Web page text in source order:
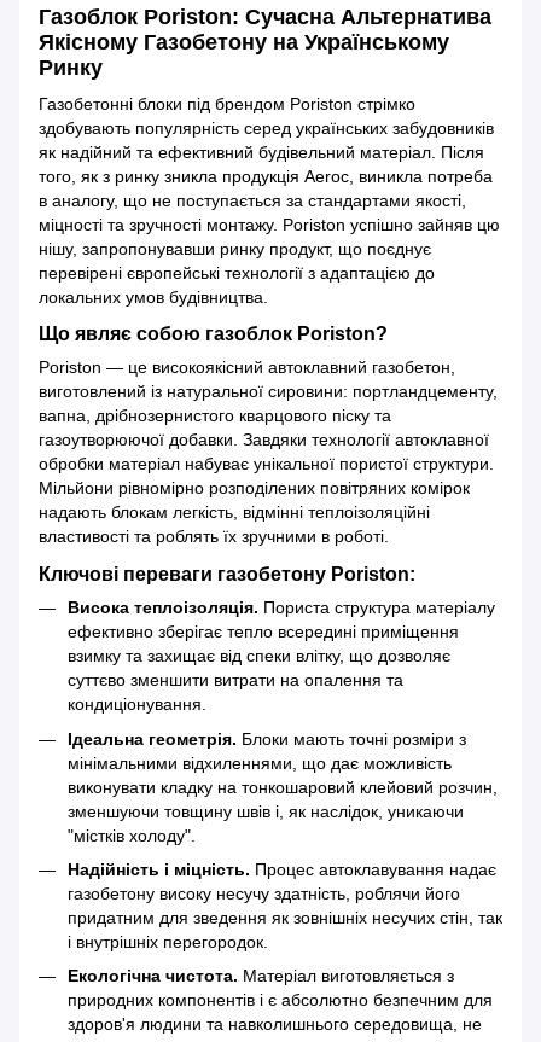
Газоблок Poriston: Сучасна Альтернатива
Якісному Газобетону на Українському
Ринку
Газобетонні блоки під брендом Poriston стрімко
здобувають популярність серед українських забудовників
як надійний та ефективний будівельний матеріал. Після
того, як з ринку зникла продукція Aeroc, виникла потреба
в аналогу, що не поступається за стандартами якості,
міцності та зручності монтажу. Poriston успішно зайняв цю
нішу, запропонувавши ринку продукт, що поєднує
перевірені європейські технології з адаптацією до
локальних умов будівництва.
Що являє собою газоблок Poriston?
Poriston — це високоякісний автоклавний газобетон,
виготовлений із натуральної сировини: портландцементу,
вапна, дрібнозернистого кварцового піску та
газоутворюючої добавки. Завдяки технології автоклавної
обробки матеріал набуває унікальної пористої структури.
Мільйони рівномірно розподілених повітряних комірок
надають блокам легкість, відмінні теплоізоляційні
властивості та роблять їх зручними в роботі.
Ключові переваги газобетону Poriston:
Висока теплоізоляція. Пориста структура матеріалу
ефективно зберігає тепло всередині приміщення
взимку та захищає від спеки влітку, що дозволяє
суттєво зменшити витрати на опалення та
кондиціонування.
Ідеальна геометрія. Блоки мають точні розміри з
мінімальними відхиленнями, що дає можливість
виконувати кладку на тонкошаровий клейовий розчин,
зменшуючи товщину швів і, як наслідок, уникаючи
"містків холоду".
Надійність і міцність. Процес автоклавування надає
газобетону високу несучу здатність, роблячи його
придатним для зведення як зовнішніх несучих стін, так
і внутрішніх перегородок.
Екологічна чистота. Матеріал виготовляється з
природних компонентів і є абсолютно безпечним для
здоров'я людини та навколишнього середовища, не